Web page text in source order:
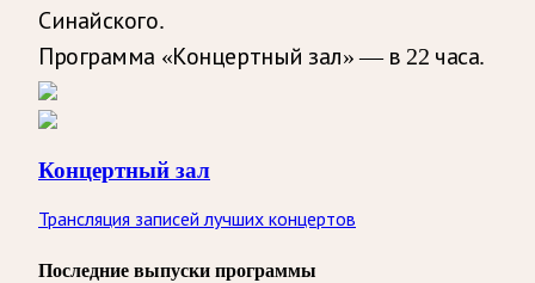
Синайского.
Программа «Концертный зал» — в 22 часа.
Концертный зал
Трансляция записей лучших концертов
Последние выпуски программы